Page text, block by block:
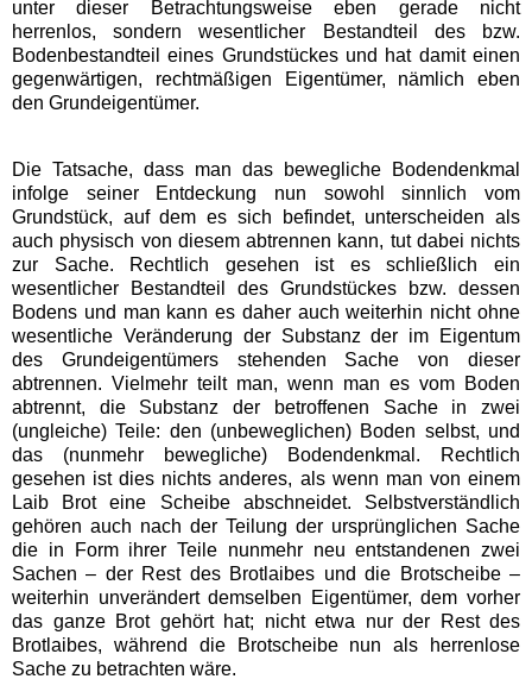
unter dieser Betrachtungsweise eben gerade nicht
herrenlos, sondern wesentlicher Bestandteil des bzw.
Bodenbestandteil eines Grundstückes und hat damit einen
gegenwärtigen, rechtmäßigen Eigentümer, nämlich eben
den Grundeigentümer.
Die Tatsache, dass man das bewegliche Bodendenkmal
infolge seiner Entdeckung nun sowohl sinnlich vom
Grundstück, auf dem es sich befindet, unterscheiden als
auch physisch von diesem abtrennen kann, tut dabei nichts
zur Sache. Rechtlich gesehen ist es schließlich ein
wesentlicher Bestandteil des Grundstückes bzw. dessen
Bodens und man kann es daher auch weiterhin nicht ohne
wesentliche Veränderung der Substanz der im Eigentum
des Grundeigentümers stehenden Sache von dieser
abtrennen. Vielmehr teilt man, wenn man es vom Boden
abtrennt, die Substanz der betroffenen Sache in zwei
(ungleiche) Teile: den (unbeweglichen) Boden selbst, und
das (nunmehr bewegliche) Bodendenkmal. Rechtlich
gesehen ist dies nichts anderes, als wenn man von einem
Laib Brot eine Scheibe abschneidet. Selbstverständlich
gehören auch nach der Teilung der ursprünglichen Sache
die in Form ihrer Teile nunmehr neu entstandenen zwei
Sachen – der Rest des Brotlaibes und die Brotscheibe –
weiterhin unverändert demselben Eigentümer, dem vorher
das ganze Brot gehört hat; nicht etwa nur der Rest des
Brotlaibes, während die Brotscheibe nun als herrenlose
Sache zu betrachten wäre.